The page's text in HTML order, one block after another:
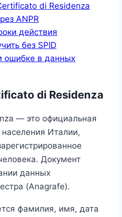
di Residenza
ANPR
действия
без SPID
ошибке в данных
di Residenza
— это официальная
населения Италии,
Документ
данных
(Anagrafe).
фамилия, имя, дата